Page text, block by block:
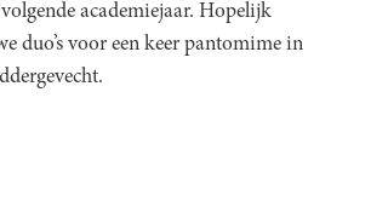
academiejaar. Hopelijk
duo’s voor een keer pantomime in